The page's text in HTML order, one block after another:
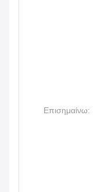
Επισημαίνω: